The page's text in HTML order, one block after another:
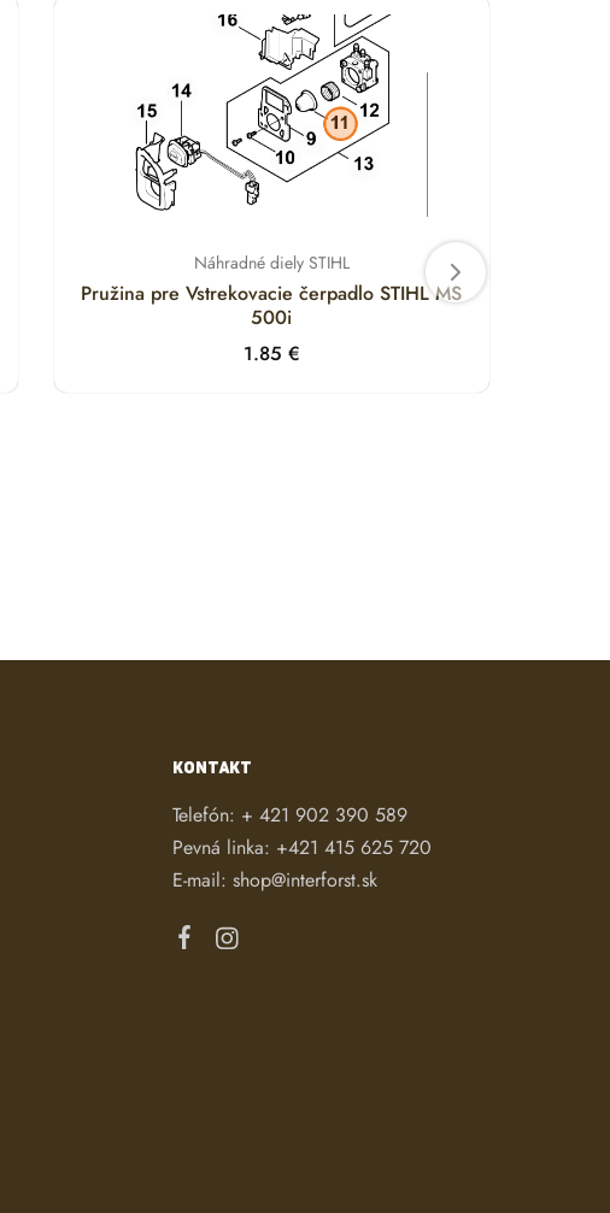
Náhradné diely STIHL
Pružina pre Vstrekovacie čerpadlo STIHL MS
500i
1.85 €
KONTAKT
Telefón: + 421 902 390 589
Pevná linka: +421 415 625 720
E-mail: shop@interforst.sk